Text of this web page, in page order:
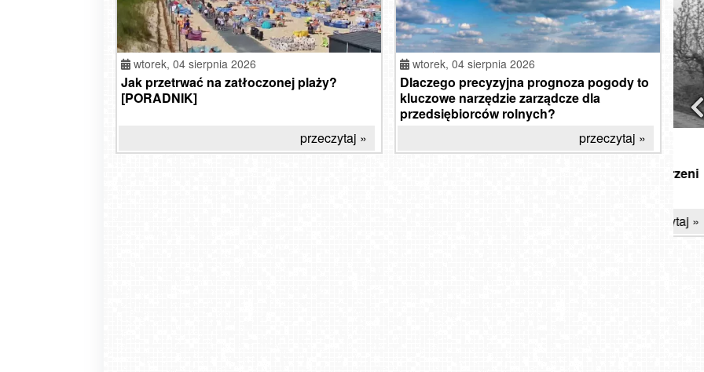
wtorek, 04 sierpnia 2026
Jak przetrwać na zatłoczonej plaży?
[PORADNIK]
przeczytaj »
wtorek, 04 sierpnia 2026
Dlaczego precyzyjna prognoza pogody to
kluczowe narzędzie zarządcze dla
przedsiębiorców rolnych?
przeczytaj »
czwartek, 06 sierpnia 2026
Od autostopu do tanich lotów. Jak
-